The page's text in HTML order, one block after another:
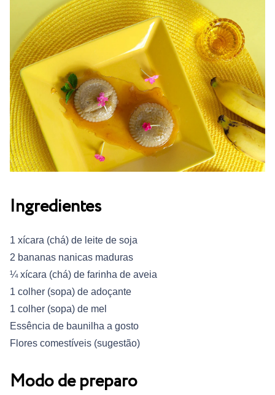
Ingredientes
1 xícara (chá) de leite de soja
2 bananas nanicas maduras
¼ xícara (chá) de farinha de aveia
1 colher (sopa) de adoçante
1 colher (sopa) de mel
Essência de baunilha a gosto
Flores comestíveis (sugestão)
Modo de preparo